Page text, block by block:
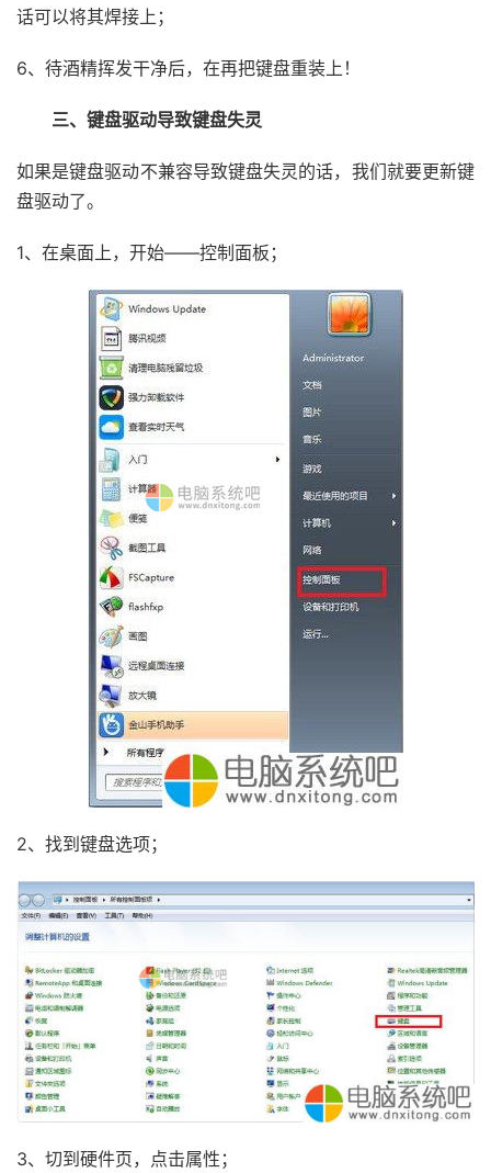
话可以将其焊接上；
6、待酒精挥发干净后，在再把键盘重装上！
三、键盘驱动导致键盘失灵
如果是键盘驱动不兼容导致键盘失灵的话，我们就要更新键
盘驱动了。
1、在桌面上，开始——控制面板；
2、找到键盘选项；
3、切到硬件页，点击属性；